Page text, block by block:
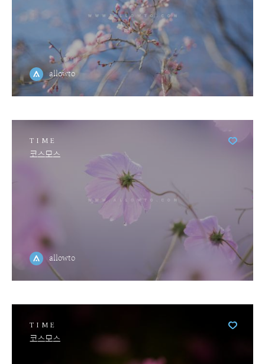
allowto
TIME
코스모스
allowto
TIME
코스모스